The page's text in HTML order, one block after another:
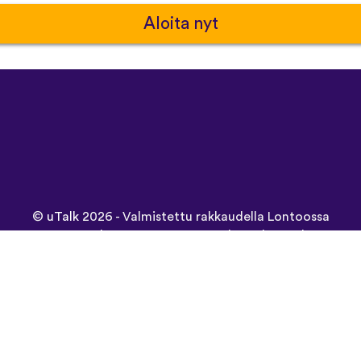
Aloita nyt
© uTalk2026 - Valmistettu rakkaudella Lontoossa